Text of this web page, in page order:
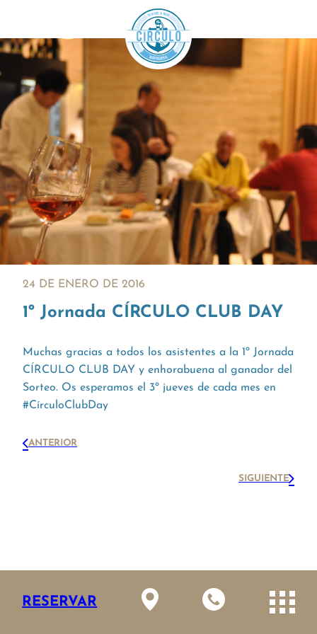
RESERVAR
24 DE ENERO DE 2016
1º Jornada CÍRCULO CLUB DAY
Muchas gracias a todos los asistentes a la 1º Jornada
CÍRCULO CLUB DAY y enhorabuena al ganador del
Sorteo. Os esperamos el 3º jueves de cada mes en
#CírculoClubDay
ANTERIOR
SIGUIENTE